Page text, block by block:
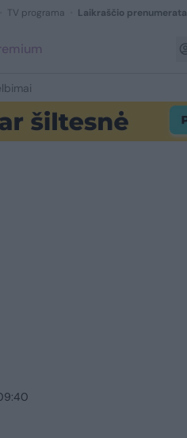
TV programa Laikraščio prenumerata